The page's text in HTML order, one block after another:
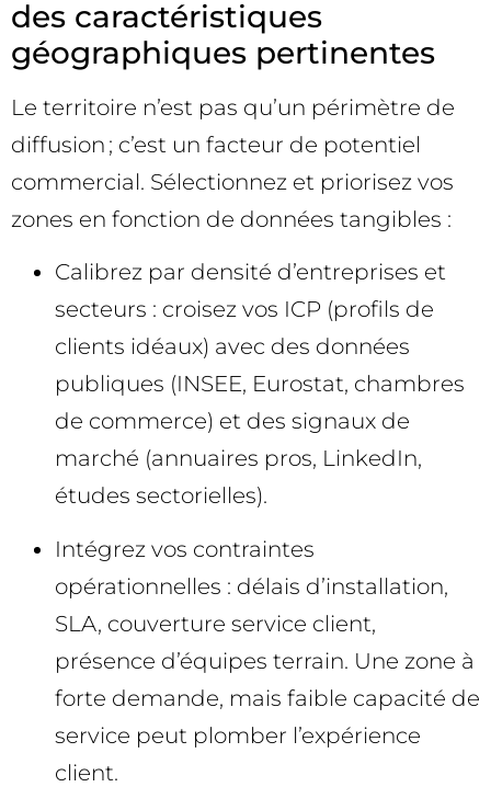
des caractéristiques
géographiques pertinentes
Le territoire n’est pas qu’un périmètre de
diffusion ; c’est un facteur de potentiel
commercial. Sélectionnez et priorisez vos
zones en fonction de données tangibles :
Calibrez par densité d’entreprises et
secteurs : croisez vos ICP (profils de
clients idéaux) avec des données
publiques (INSEE, Eurostat, chambres
de commerce) et des signaux de
marché (annuaires pros, LinkedIn,
études sectorielles).
Intégrez vos contraintes
opérationnelles : délais d’installation,
SLA, couverture service client,
présence d’équipes terrain. Une zone à
forte demande, mais faible capacité de
service peut plomber l’expérience
client.